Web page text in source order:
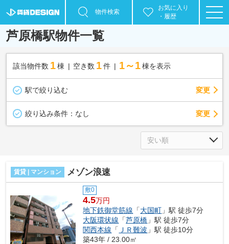
物件検索
お気に入り
・履歴
芦原橋駅物件一覧
該当物件数 1棟 空き数 1 件 1～1 棟を表示
駅で絞り込む 変更
絞り込み条件： なし 変更
賃貸 | マンション メゾン浪速
敷0
4.5万円
地下鉄御堂筋線 「大国町 」駅 徒歩7分
大阪環状線 「芦原橋 」駅 徒歩7分
関西本線 「 ＪＲ難波 」駅 徒歩10分
築43年 / 23.00㎡